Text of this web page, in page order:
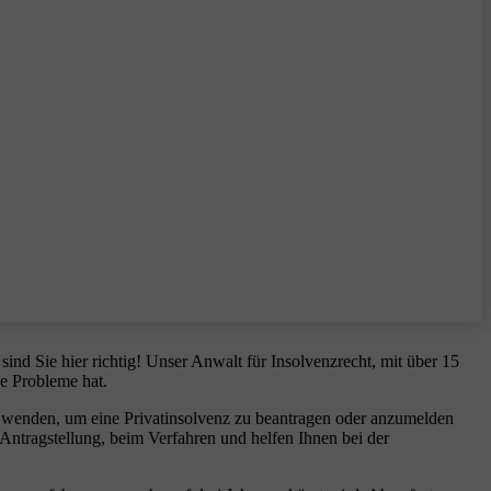
Sie hier richtig! Unser Anwalt für Insolvenzrecht, mit über 15
Probleme hat.
um eine Privatinsolvenz zu beantragen oder anzumelden
beim Verfahren und helfen Ihnen bei der